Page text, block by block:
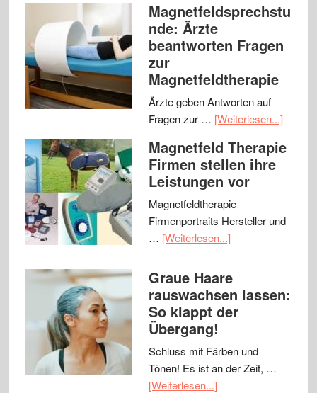
Magnetfeldsprechstu
nde: Ärzte
beantworten Fragen
zur
Magnetfeldtherapie
Ärzte geben Antworten auf
Fragen zur … [Weiterlesen...]
Magnetfeld Therapie
Firmen stellen ihre
Leistungen vor
Magnetfeldtherapie
Firmenportraits Hersteller und
… [Weiterlesen...]
Graue Haare
rauswachsen lassen:
So klappt der
Übergang!
Schluss mit Färben und
Tönen! Es ist an der Zeit, …
[Weiterlesen...]